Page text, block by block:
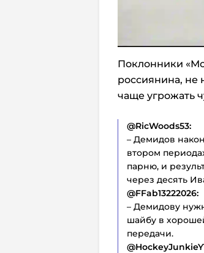
Поклонники
россиянина, не
чаще угрожать
@RicWoods53:
– Демидов
втором
парню, и
через десять
@FFab13222026:
– Демидову
шайбу в
передачи.